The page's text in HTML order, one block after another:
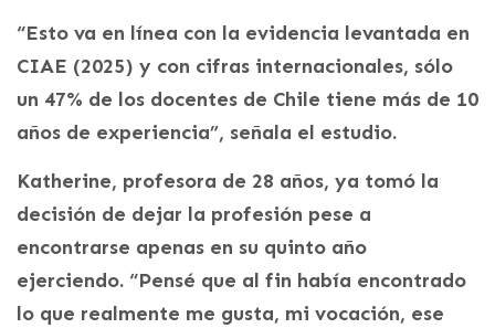
“Esto va en línea con la evidencia levantada en
CIAE (2025) y con cifras internacionales, sólo
un 47% de los docentes de Chile tiene más de 10
años de experiencia”, señala el estudio.
Katherine, profesora de 28 años, ya tomó la
decisión de dejar la profesión pese a
encontrarse apenas en su quinto año
ejerciendo. “Pensé que al fin había encontrado
lo que realmente me gusta, mi vocación, ese